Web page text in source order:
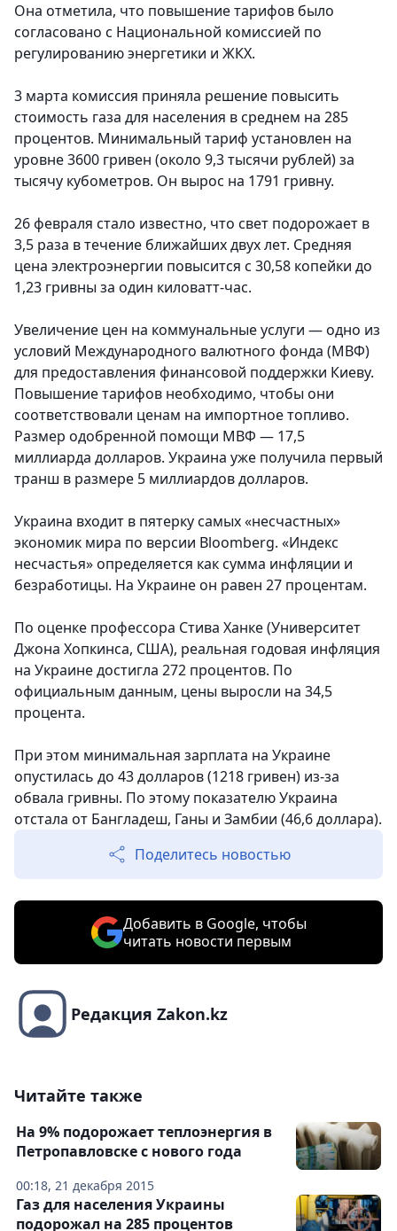
Она отметила, что повышение тарифов было
согласовано с Национальной комиссией по
регулированию энергетики и ЖКХ.
3 марта комиссия приняла решение повысить
стоимость газа для населения в среднем на 285
процентов. Минимальный тариф установлен на
уровне 3600 гривен (около 9,3 тысячи рублей) за
тысячу кубометров. Он вырос на 1791 гривну.
26 февраля стало известно, что свет подорожает в
3,5 раза в течение ближайших двух лет. Средняя
цена электроэнергии повысится с 30,58 копейки до
1,23 гривны за один киловатт-час.
Увеличение цен на коммунальные услуги — одно из
условий Международного валютного фонда (МВФ)
для предоставления финансовой поддержки Киеву.
Повышение тарифов необходимо, чтобы они
соответствовали ценам на импортное топливо.
Размер одобренной помощи МВФ — 17,5
миллиарда долларов. Украина уже получила первый
транш в размере 5 миллиардов долларов.
Украина входит в пятерку самых «несчастных»
экономик мира по версии Bloomberg. «Индекс
несчастья» определяется как сумма инфляции и
безработицы. На Украине он равен 27 процентам.
По оценке профессора Стива Ханке (Университет
Джона Хопкинса, США), реальная годовая инфляция
на Украине достигла 272 процентов. По
официальным данным, цены выросли на 34,5
процента.
При этом минимальная зарплата на Украине
опустилась до 43 долларов (1218 гривен) из-за
обвала гривны. По этому показателю Украина
отстала от Бангладеш, Ганы и Замбии (46,6 доллара).
Поделитесь новостью
Добавить в Google, чтобы
читать новости первым
Редакция Zakon.kz
Читайте также
00:18, 21 декабря 2015
На 9% подорожает теплоэнергия в
Петропавловске с нового года
Газ для населения Украины
подорожал на 285 процентов